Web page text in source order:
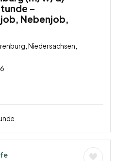
–
Nebenjob,
Niedersachsen,